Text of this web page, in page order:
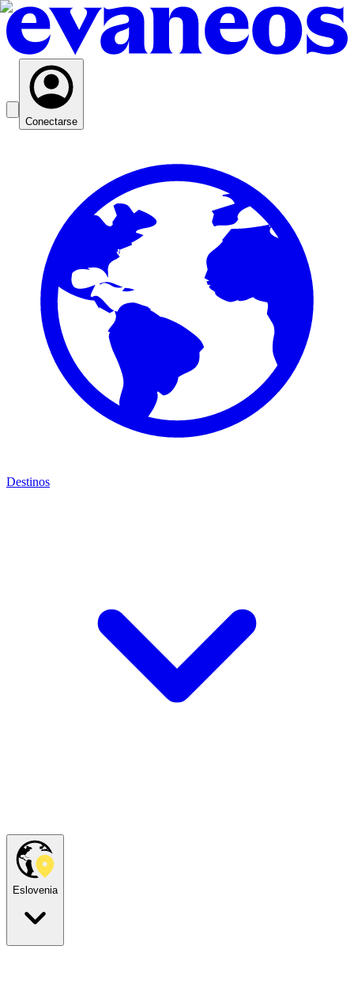
Conectarse
Destinos
Eslovenia